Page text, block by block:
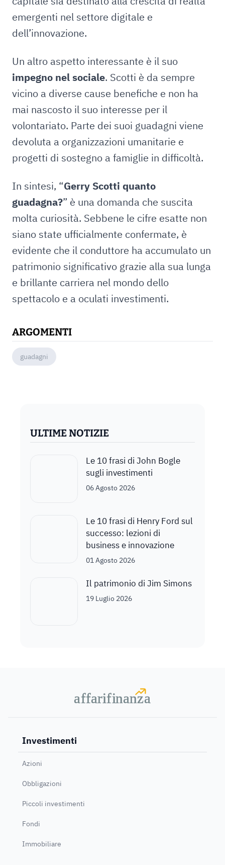
emergenti nel settore digitale e
dell’innovazione.
Un altro aspetto interessante è il suo
impegno nel sociale. Scotti è da sempre
vicino a diverse cause benefiche e non ha
mai nascosto il suo interesse per il
volontariato. Parte dei suoi guadagni viene
devoluta a organizzazioni umanitarie e
progetti di sostegno a famiglie in difficoltà.
In sintesi, “Gerry Scotti quanto
guadagna?” è una domanda che suscita
molta curiosità. Sebbene le cifre esatte non
siano state ufficialmente confermate, è
evidente che il conduttore ha accumulato un
patrimonio significativo grazie alla sua lunga
e brillante carriera nel mondo dello
spettacolo e a oculati investimenti.
ARGOMENTI
guadagni
ULTIME NOTIZIE
Le 10 frasi di John Bogle
sugli investimenti
06 Agosto 2026
Le 10 frasi di Henry Ford sul
successo: lezioni di
business e innovazione
01 Agosto 2026
Il patrimonio di Jim Simons
19 Luglio 2026
affarifinanza
affarifinanza
Investimenti
Azioni
Obbligazioni
Piccoli investimenti
Fondi
Immobiliare